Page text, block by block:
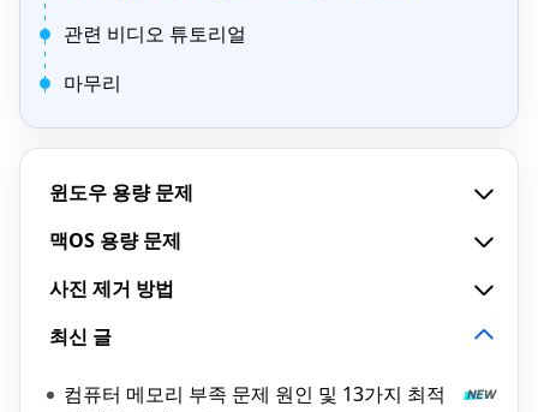
관련 비디오 튜토리얼
마무리
윈도우 용량 문제
맥OS 용량 문제
사진 제거 방법
최신 글
컴퓨터 메모리 부족 문제 원인 및 13가지 최적